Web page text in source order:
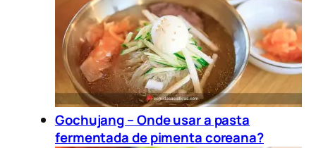
Gochujang – Onde usar a pasta
fermentada de pimenta coreana?